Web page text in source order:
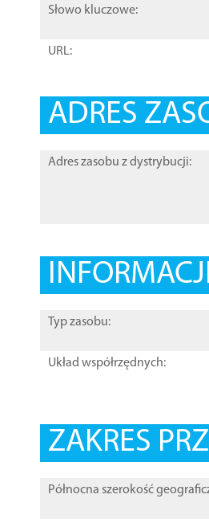
Słowo kluczowe:
URL:
ADRES
Adres zasobu z dystrybucji:
Typ zasobu:
Układ współrzędnych:
ZAKRES
Północna szerokość